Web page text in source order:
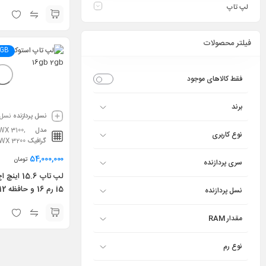
لپ تاپ
فیلتر محصولات
فقط کالاهای موجود
برند
نوع کاربری
سری پردازنده
نسل پردازنده
مقدار RAM
نوع رم
512GB X360
نسل پردازنده نسل 8
مدل
گرافیک
3100,
3200
54,000,000 تومان
لپ تاپ
Radeon Pro